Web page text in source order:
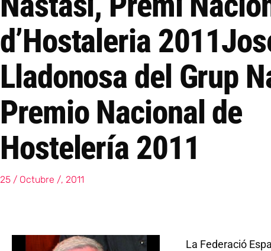
d’Hostaleria 2011
Lladonosa del Grup
Premio Nacional de
Hostelería 2011
25 / Octubre /, 2011
La Federació